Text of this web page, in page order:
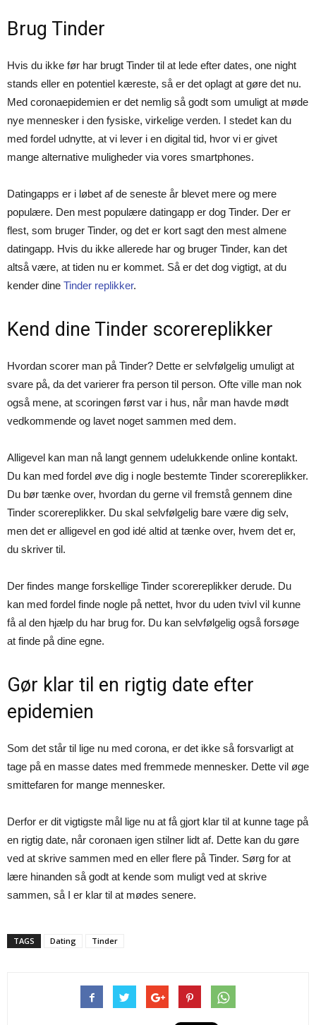
Brug Tinder
Hvis du ikke før har brugt Tinder til at lede efter dates, one night
stands eller en potentiel kæreste, så er det oplagt at gøre det nu.
Med coronaepidemien er det nemlig så godt som umuligt at møde
nye mennesker i den fysiske, virkelige verden. I stedet kan du
med fordel udnytte, at vi lever i en digital tid, hvor vi er givet
mange alternative muligheder via vores smartphones.
Datingapps er i løbet af de seneste år blevet mere og mere
populære. Den mest populære datingapp er dog Tinder. Der er
flest, som bruger Tinder, og det er kort sagt den mest almene
datingapp. Hvis du ikke allerede har og bruger Tinder, kan det
altså være, at tiden nu er kommet. Så er det dog vigtigt, at du
kender dine Tinder replikker.
Kend dine Tinder scorereplikker
Hvordan scorer man på Tinder? Dette er selvfølgelig umuligt at
svare på, da det varierer fra person til person. Ofte ville man nok
også mene, at scoringen først var i hus, når man havde mødt
vedkommende og lavet noget sammen med dem.
Alligevel kan man nå langt gennem udelukkende online kontakt.
Du kan med fordel øve dig i nogle bestemte Tinder scorereplikker.
Du bør tænke over, hvordan du gerne vil fremstå gennem dine
Tinder scorereplikker. Du skal selvfølgelig bare være dig selv,
men det er alligevel en god idé altid at tænke over, hvem det er,
du skriver til.
Der findes mange forskellige Tinder scorereplikker derude. Du
kan med fordel finde nogle på nettet, hvor du uden tvivl vil kunne
få al den hjælp du har brug for. Du kan selvfølgelig også forsøge
at finde på dine egne.
Gør klar til en rigtig date efter
epidemien
Som det står til lige nu med corona, er det ikke så forsvarligt at
tage på en masse dates med fremmede mennesker. Dette vil øge
smittefaren for mange mennesker.
Derfor er dit vigtigste mål lige nu at få gjort klar til at kunne tage på
en rigtig date, når coronaen igen stilner lidt af. Dette kan du gøre
ved at skrive sammen med en eller flere på Tinder. Sørg for at
lære hinanden så godt at kende som muligt ved at skrive
sammen, så I er klar til at mødes senere.
TAGS Dating Tinder